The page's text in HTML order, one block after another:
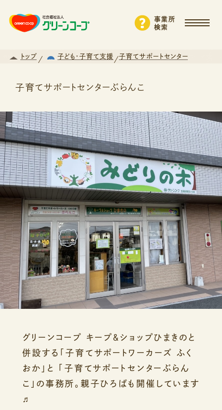
事業所
検索
トップ 子ども・子育て支援 子育てサポートセンター
子育てサポートセンターぶらんこ
グリーンコープ キープ＆ショップひまきのと
併設する「子育てサポートワーカーズ ふく
おか」と 「子育てサポートセンターぶらん
こ」の事務所。親子ひろばも開催しています
♬